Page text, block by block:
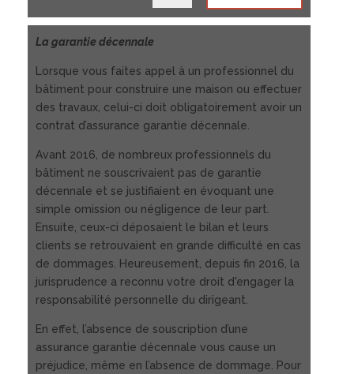
La garantie décennale
Lorsque vous faites appel à un professionnel du
bâtiment pour construire une maison ou effectuer
des travaux, celui-ci doit obligatoirement avoir un
contrat d’assurance garantie décennale.
Avant 2016, de nombreux professionnels du
bâtiment ne souscrivaient pas de garantie
décennale et se justifiaient en évoquant une
simple omission ou négligence de leur part.
Ensuite, ceux-ci déposaient le bilan et leurs
clients se retrouvaient en grande difficulté en cas
de dommages. Heureusement, depuis fin 2016, la
jurisprudence a reconnu votre droit d'engager la
responsabilité personnelle du dirigeant.
En effet, l’absence de souscription d’une
assurance garantie décennale vous cause un
préjudice, même en l’absence de dommage. Pour